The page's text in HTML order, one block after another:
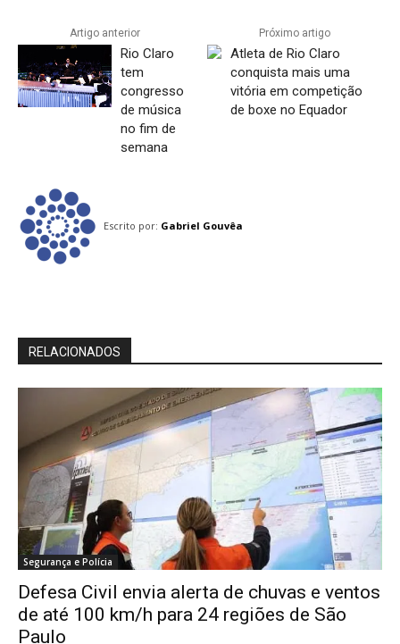
Artigo anterior
Rio Claro
tem
congresso
de música
no fim de
semana
Próximo artigo
Atleta de Rio Claro
conquista mais uma
vitória em competição
de boxe no Equador
Escrito por: Gabriel Gouvêa
RELACIONADOS
Segurança e Polícia
Defesa Civil envia alerta de chuvas e ventos
de até 100 km/h para 24 regiões de São
Paulo